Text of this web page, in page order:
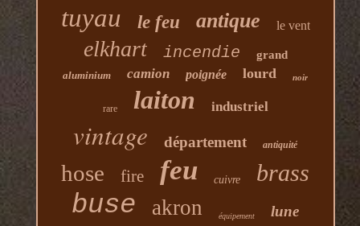
tuyau le feu antique le vent
elkhart incendie grand
aluminium camion poignée lourd noir
rare laiton industriel
vintage département antiquité
hose fire feu cuivre brass
buse akron équipement lune